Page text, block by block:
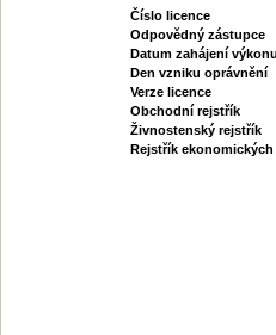
Číslo licence
Odpovědný zástupce
Datum zahájení
Den vzniku oprávnění
Verze licence
Obchodní rejstřík
Živnostenský rejstřík
Rejstřík